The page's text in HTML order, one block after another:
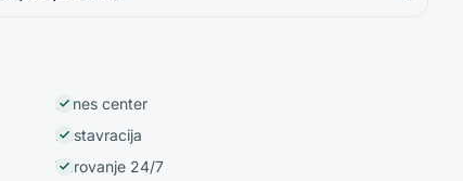
Fitnes center
Restavracija
Varovanje 24/7